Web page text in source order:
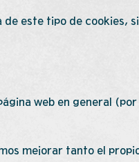
este tipo de cookies,
web en general
mejorar tanto el